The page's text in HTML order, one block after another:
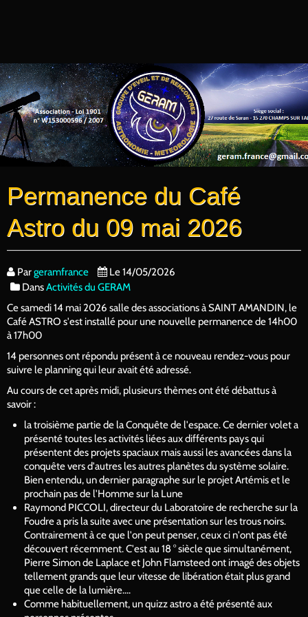
Permanence du Café
Astro du 09 mai 2026
Pargeramfrance
Le 14/05/2026
DansActivités du GERAM
Ce samedi 14 mai 2026 salle des associations à SAINT AMANDIN, le
Café ASTRO s'est installé pour une nouvelle permanence de 14h00
à 17h00
14 personnes ont répondu présent à ce nouveau rendez-vous pour
suivre le planning qui leur avait été adressé.
Au cours de cet après midi, plusieurs thèmes ont été débattus à
savoir :
la troisième partie de la Conquête de l'espace. Ce dernier volet a
présenté toutes les activités liées aux différents pays qui
présentent des projets spaciaux mais aussi les avancées dans la
conquête vers d'autres les autres planètes du système solaire.
Bien entendu, un dernier paragraphe sur le projet Artémis et le
prochain pas de l'Homme sur la Lune
Raymond PICCOLI, directeur du Laboratoire de recherche sur la
Foudre a pris la suite avec une présentation sur les trous noirs.
Contrairement à ce que l'on peut penser, ceux ci n'ont pas été
découvert récemment. C'est au 18 ° siècle que simultanément,
Pierre Simon de Laplace et John Flamsteed ont imagé des objets
tellement grands que leur vitesse de libération était plus grand
que celle de la lumière....
Comme habituellement, un quizz astro a été présenté aux